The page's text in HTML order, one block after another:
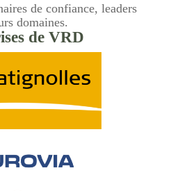
de confiance, leaders
domaines.
de VRD